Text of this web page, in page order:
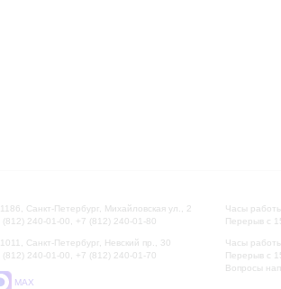
Санкт-Петербург, Михайловская ул., 2
(812) 240-01-00, +7 (812) 240-01-80
Санкт-Петербург, Невский пр., 30
(812) 240-01-00, +7 (812) 240-01-70
MAX
Часы
Перерыв с
Часы
Перерыв с
Вопросы